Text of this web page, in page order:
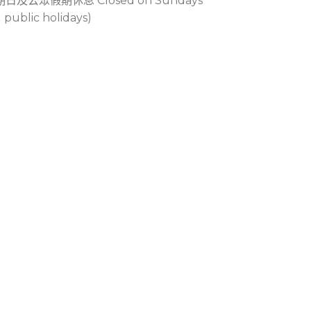
public holidays)